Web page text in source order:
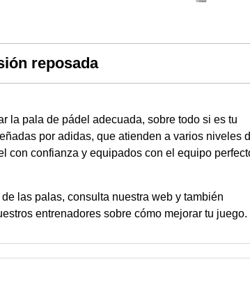
reposada
la pala de pádel adecuada, sobre todo si es tu
por adidas, que atienden a varios niveles
con confianza y equipados con el equipo
las palas, consulta nuestra weby también
entrenadores sobre cómo mejorar tu juego.